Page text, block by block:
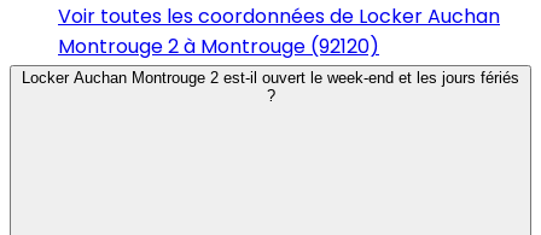
Voir toutes les coordonnées de Locker Auchan
Montrouge 2 à Montrouge (92120)
Locker Auchan Montrouge 2 est-il ouvert le week-end et les jours fériés
?